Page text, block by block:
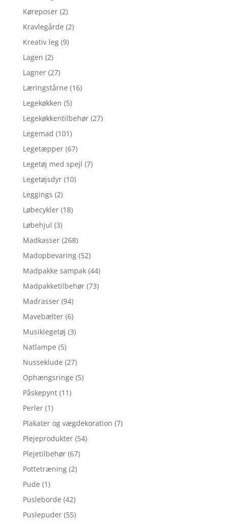
Køreposer (2)
Kravlegårde (2)
Kreativ leg (9)
Lagen (2)
Lagner (27)
Læringstårne (16)
Legekøkken (5)
Legekøkkentilbehør (27)
Legemad (101)
Legetæpper (67)
Legetøj med spejl (7)
Legetøjsdyr (10)
Leggings (2)
Løbecykler (18)
Løbehjul (3)
Madkasser (268)
Madopbevaring (52)
Madpakke sampak (44)
Madpakketilbehør (73)
Madrasser (94)
Mavebælter (6)
Musiklegetøj (3)
Natlampe (5)
Nusseklude (27)
Ophængsringe (5)
Påskepynt (11)
Perler (1)
Plakater og vægdekoration (7)
Plejeprodukter (54)
Plejetilbehør (67)
Pottetræning (2)
Pude (1)
Pusleborde (42)
Puslepuder (55)